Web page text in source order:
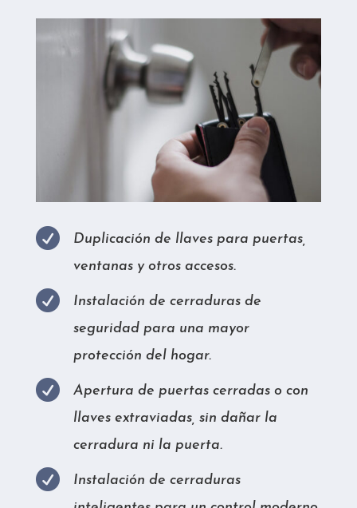

Duplicación de llaves para puertas,
ventanas y otros accesos.

Instalación de cerraduras de
seguridad para una mayor
protección del hogar.

Apertura de puertas cerradas o con
llaves extraviadas, sin dañar la
cerradura ni la puerta.

Instalación de cerraduras